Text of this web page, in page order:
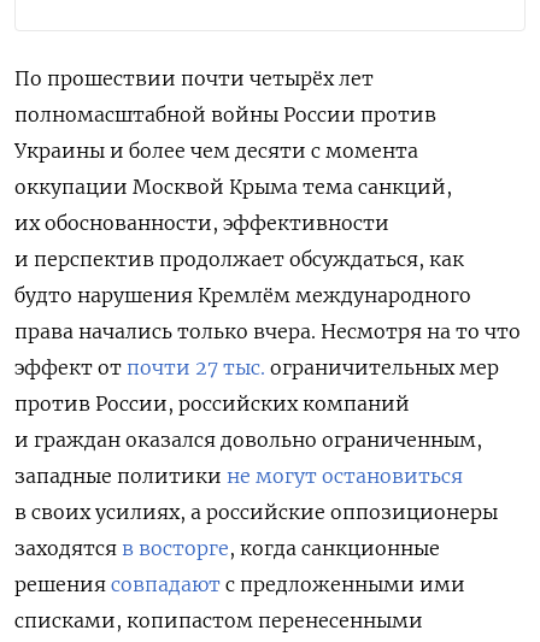
По прошествии почти четырёх лет
полномасштабной войны России против
Украины и более чем десяти с момента
оккупации Москвой Крыма тема санкций,
их обоснованности, эффективности
и перспектив продолжает обсуждаться, как
будто нарушения Кремлём международного
права начались только вчера. Несмотря на то что
эффект от почти 27 тыс. ограничительных мер
против России, российских компаний
и граждан оказался довольно ограниченным,
западные политики не могут остановиться
в своих усилиях, а российские оппозиционеры
заходятся в восторге, когда санкционные
решения совпадают с предложенными ими
списками, копипастом перенесенными